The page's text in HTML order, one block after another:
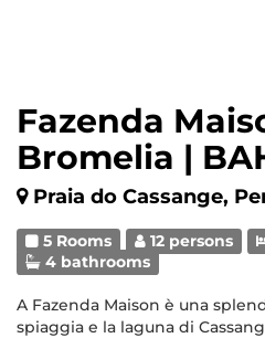
Fazenda
Bromelia |
Praia do Cassange,
5 Rooms 12 persons
4 bathrooms
A Fazenda Maison è una
spiaggia e la laguna di